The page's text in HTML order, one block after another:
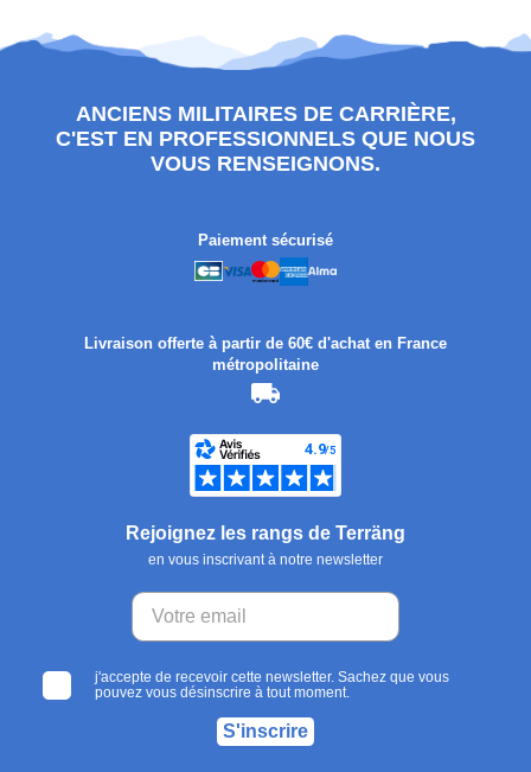
ANCIENS MILITAIRES DE CARRIÈRE,
C'EST EN PROFESSIONNELS QUE NOUS
VOUS RENSEIGNONS.
Paiement sécurisé
Livraison offerte à partir de 60€ d'achat en France
métropolitaine
Rejoignez les rangs de Terräng
en vous inscrivant à notre newsletter
j'accepte de recevoir cette newsletter. Sachez que vous
pouvez vous désinscrire à tout moment.
S'inscrire